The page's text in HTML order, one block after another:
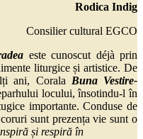
Rodica Indig
Consilier cultural EGCO
este cunoscut déjà prin
liturgice și artistice. De
ani, Corala Buna Vestire-
locului, însotindu-l în
importante. Conduse de
sunt prezența vie sunt o
și respiră în